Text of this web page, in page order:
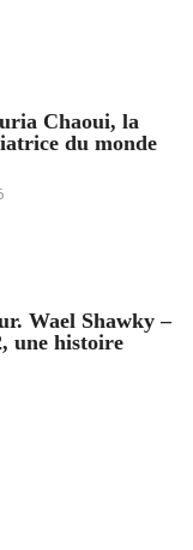
Chaoui, la
du monde
Wael Shawky –
une histoire